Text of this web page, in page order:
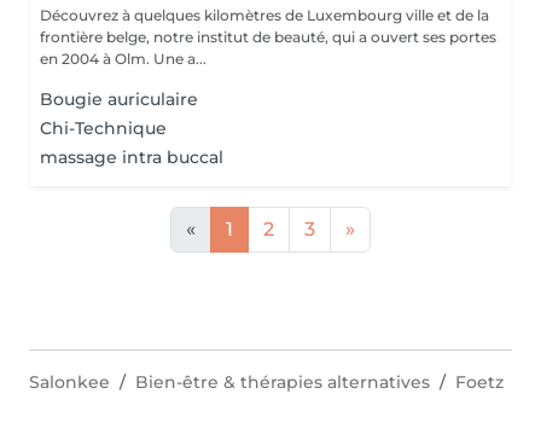
Découvrez à quelques kilomètres de Luxembourg ville et de la
frontière belge, notre institut de beauté, qui a ouvert ses portes
en 2004 à Olm. Une a...
Bougie auriculaire
Chi-Technique
massage intra buccal
« 1 2 3 »
Salonkee Bien-être & thérapies alternatives Foetz